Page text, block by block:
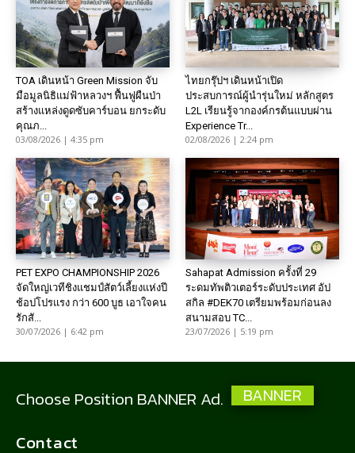
TOA เดินหน้า Green Mission จับ
มือมูลนิธิแม่ฟ้าหลวงฯ ฟื้นฟูผืนป่า
สร้างแหล่งดูดซับคาร์บอน ยกระดับ
คุณภ...
03/08/2026 | 4:35 pm
ไทยกรุ๊ปฯ เดินหน้าเปิด
ประสบการณ์ผู้นำรุ่นใหม่ หลักสูตร
L2L เรียนรู้จากองค์กรต้นแบบผ่าน
Experience Tr...
02/08/2026 | 2:24 pm
PET EXPO CHAMPIONSHIP 2026
จัดใหญ่เวทีชิงแชมป์สัตว์เลี้ยงแห่งปี
ช้อปโปรแรง กว่า 600 บูธ เอาใจคน
รักสั...
30/07/2026 | 6:42 pm
Sahapat Admission ครั้งที่ 29
ระดมทัพติวเตอร์ระดับประเทศ อัป
สกิล #DEK70 เตรียมพร้อมก่อนลง
สนามสอบ TC...
23/07/2026 | 5:19 pm
Choose Position BANNER Ad. BANNER
Contact